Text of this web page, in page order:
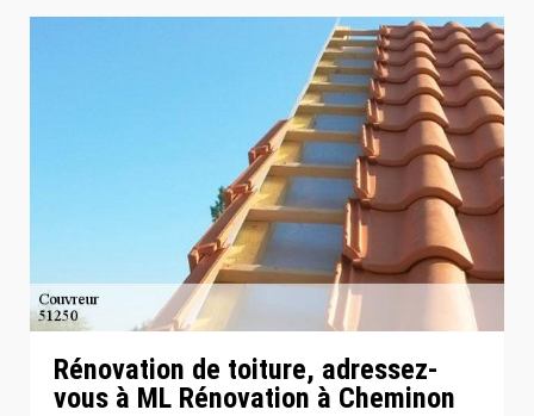
Rénovation de toiture, adressez-
vous à ML Rénovation à Cheminon